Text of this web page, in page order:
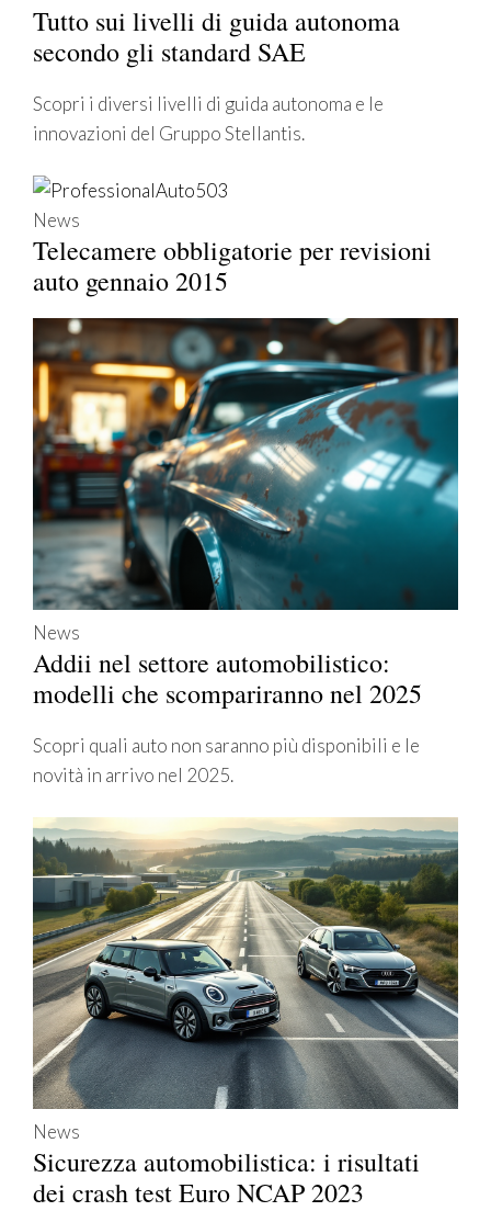
Tutto sui livelli di guida autonoma
secondo gli standard SAE
Scopri i diversi livelli di guida autonoma e le
innovazioni del Gruppo Stellantis.
News
Telecamere obbligatorie per revisioni
auto gennaio 2015
News
Addii nel settore automobilistico:
modelli che scompariranno nel 2025
Scopri quali auto non saranno più disponibili e le
novità in arrivo nel 2025.
News
Sicurezza automobilistica: i risultati
dei crash test Euro NCAP 2023